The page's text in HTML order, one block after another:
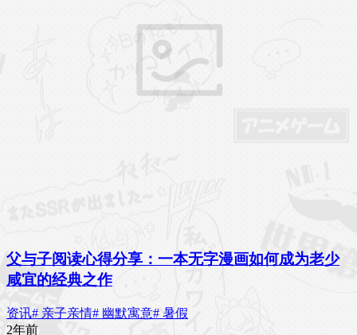
父与子阅读心得分享：一本无字漫画如何成为老少
咸宜的经典之作
资讯# 亲子亲情# 幽默寓意# 暑假
2年前